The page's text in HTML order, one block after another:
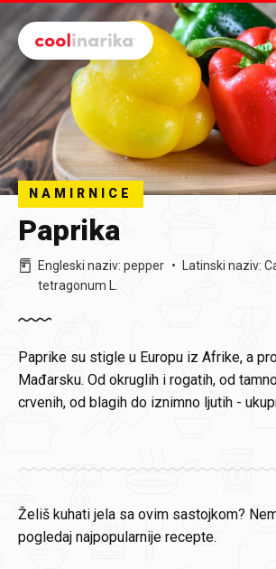
Preskoči na glavni sadržaj
NAMIRNICE
Paprika
Engleski naziv: pepper Latinski naziv:
tetragonum L.
Paprike su stigle u Europu iz Afrike, a
Mađarsku. Od okruglih i rogatih, od
crvenih, od blagih do iznimno ljutih -
Želiš kuhati jela sa ovim sastojkom?
pogledaj najpopularnije recepte.